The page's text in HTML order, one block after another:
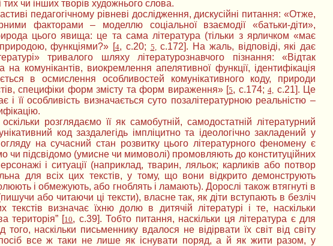
чи інших творів художнього слова.
педагогічному рівневі дослідження, дискусійні питання: «Отже,
факторами – моделлю соціальної взаємодії «батьки-діти»,
цього явища: це та сама література (тільки з ярличком «має
функціями?» [4, с.20; 5, с.172]. На жаль, відповіді, які дає
тривалого шляху літературознавчого пізнання: «Відтак
комунікантів, виокремлення апелятивної функції, ідентифікація
в осмислення особливостей комунікативного коду, природи
специфіки форм змісту та форм вираження» [5, с.174;4, с.21]. Це
її особливість визначається суто позалітературною реальністю –
розглядаємо її як самобутній, самодостатній літературний
код заздалегідь імпліцитно та ідеологічно закладений у
на сучасний стан розвитку цього літературного феномену є
чи підсвідомо (умисне чи мимоволі) промовляють до конституційних
і ситуації (наприклад, тварин, ляльок; карликів або потвор
для всіх цих текстів, у тому, що вони відкрито демонструють
і обмежують, або гноблять і ламають). Дорослі також втягнуті в
або читаючи ці тексти), власне так, як діти вступають в безліч
визначає їхню долю в дитячій літературі і те, наскільки
територія” [10, с.39]. Тобто питання, наскільки ця література є для
наскільки письменнику вдалося не відірвати їх світ від світу
все ж таки не лише як існувати поряд, а й як жити разом, у